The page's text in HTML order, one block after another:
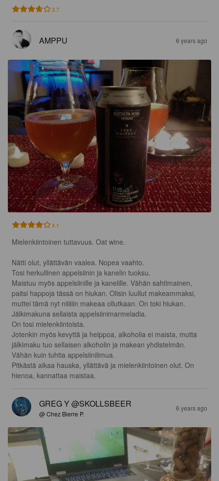
3.7
AMPPU 6 years ago
4.1
Mielenkiintoinen tuttavuus. Oat wine.
Nätti olut, yllättävän vaalea. Nopea vaahto.
Tosi herkullinen appelsiinin ja kanelin tuoksu.
Maistuu myös appelsiinille ja kanelille. Vähän sahtimainen,
paitsi happoja tässä on hiukan. Olisin luullut makeammaksi,
muttei tämä nyt niiiiiin makeaa ollutkaan. On toki hiukan.
Jälkimakuna sellaista appelsiinimarmeladia.
On tosi mielenkiintoista.
Jotenkin myös kevyttä ja helppoa, alkoholia ei maista, mutta
jälkimaku tuo sellaisen alkoholin ja makean yhdistelmän.
Vähän kuin tuhtia appelsiinilimua.
Pitkästä aikaa hauska, yllättävä ja mielenkiintoinen olut. On
hienoa, kannattaa maistaa.
GREG Y @SKOLLSBEER
@ Chez Bierre P.
6 years ago